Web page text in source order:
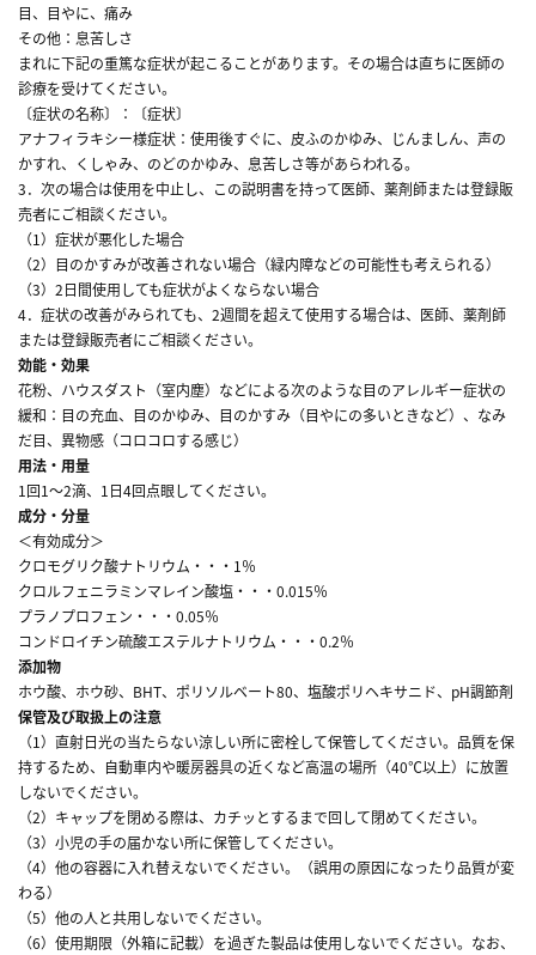
目、目やに、痛み
その他：息苦しさ
まれに下記の重篤な症状が起こることがあります。その場合は直ちに医師の
診療を受けてください。
〔症状の名称〕：〔症状〕
アナフィラキシー様症状：使用後すぐに、皮ふのかゆみ、じんましん、声の
かすれ、くしゃみ、のどのかゆみ、息苦しさ等があらわれる。
3．次の場合は使用を中止し、この説明書を持って医師、薬剤師または登録販
売者にご相談ください。
（1）症状が悪化した場合
（2）目のかすみが改善されない場合（緑内障などの可能性も考えられる）
（3）2日間使用しても症状がよくならない場合
4．症状の改善がみられても、2週間を超えて使用する場合は、医師、薬剤師
または登録販売者にご相談ください。
効能・効果
花粉、ハウスダスト（室内塵）などによる次のような目のアレルギー症状の
緩和：目の充血、目のかゆみ、目のかすみ（目やにの多いときなど）、なみ
だ目、異物感（コロコロする感じ）
用法・用量
1回1～2滴、1日4回点眼してください。
成分・分量
＜有効成分＞
クロモグリク酸ナトリウム・・・1％
クロルフェニラミンマレイン酸塩・・・0.015％
プラノプロフェン・・・0.05％
コンドロイチン硫酸エステルナトリウム・・・0.2％
添加物
ホウ酸、ホウ砂、BHT、ポリソルベート80、塩酸ポリヘキサニド、pH調節剤
保管及び取扱上の注意
（1）直射日光の当たらない涼しい所に密栓して保管してください。品質を保
持するため、自動車内や暖房器具の近くなど高温の場所（40℃以上）に放置
しないでください。
（2）キャップを閉める際は、カチッとするまで回して閉めてください。
（3）小児の手の届かない所に保管してください。
（4）他の容器に入れ替えないでください。（誤用の原因になったり品質が変
わる）
（5）他の人と共用しないでください。
（6）使用期限（外箱に記載）を過ぎた製品は使用しないでください。なお、